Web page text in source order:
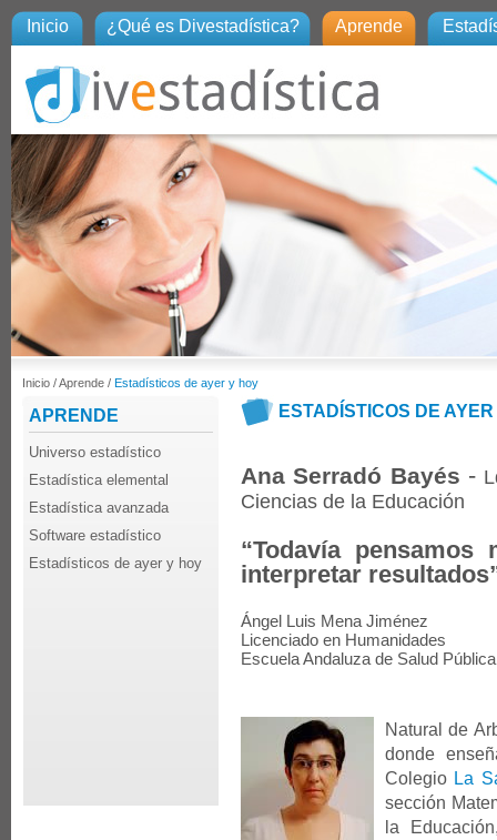
Inicio ¿Qué es Divestadística? Aprende
Inicio /Aprende / Estadísticos de ayer y hoy
APRENDE
Universo estadístico
Estadística elemental
Estadística avanzada
Software estadístico
Estadísticos de ayer y hoy
ESTADÍSTICOS DE
Ana Serradó Bayés -
Ciencias de la Educación
“Todavía
interpretar
Ángel Luis Mena Jiménez
Licenciado en Humanidades
Escuela Andaluza de Salud Pública
Natural de
donde
Colegio La
sección
la